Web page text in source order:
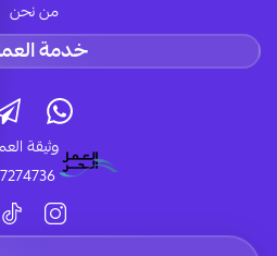
من نحن
خدمة
وثيقة